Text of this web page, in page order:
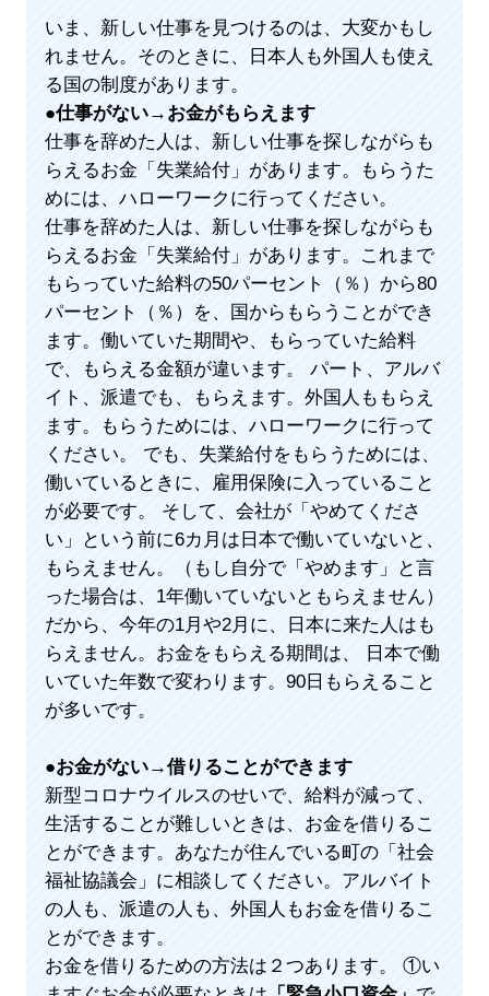
いま、新しい仕事を見つけるのは、大変かもし
れません。そのときに、日本人も外国人も使え
る国の制度があります。
●仕事がない→お金がもらえます
仕事を辞めた人は、新しい仕事を探しながらも
らえるお金「失業給付」があります。もらうた
めには、ハローワークに行ってください。
仕事を辞めた人は、新しい仕事を探しながらも
らえるお金「失業給付」があります。これまで
もらっていた給料の50パーセント（％）から80
パーセント（％）を、国からもらうことができ
ます。働いていた期間や、もらっていた給料
で、もらえる金額が違います。 パート、アルバ
イト、派遣でも、もらえます。外国人ももらえ
ます。もらうためには、ハローワークに行って
ください。 でも、失業給付をもらうためには、
働いているときに、雇用保険に入っていること
が必要です。 そして、会社が「やめてくださ
い」という前に6カ月は日本で働いていないと、
もらえません。（もし自分で「やめます」と言
った場合は、1年働いていないともらえません）
だから、今年の1月や2月に、日本に来た人はも
らえません。お金をもらえる期間は、 日本で働
いていた年数で変わります。90日もらえること
が多いです。
●お金がない→借りることができます
新型コロナウイルスのせいで、給料が減って、
生活することが難しいときは、お金を借りるこ
とができます。あなたが住んでいる町の「社会
福祉協議会」に相談してください。アルバイト
の人も、派遣の人も、外国人もお金を借りるこ
とができます。
お金を借りるための方法は２つあります。 ①い